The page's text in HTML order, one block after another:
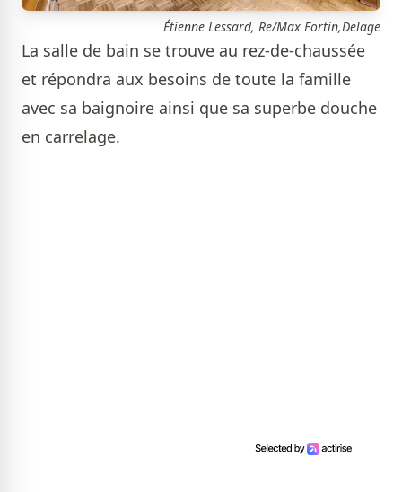
Étienne Lessard, Re/Max Fortin,Delage
La salle de bain se trouve au rez-de-chaussée
et répondra aux besoins de toute la famille
avec sa baignoire ainsi que sa superbe douche
en carrelage.